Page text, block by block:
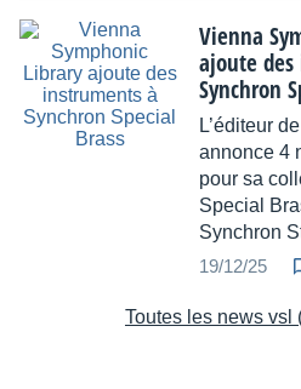
Vienna
ajoute
Synchron
L’éditeur
annonce 4
pour sa
Special
Synchron
19/12/25
Toutes les news vsl